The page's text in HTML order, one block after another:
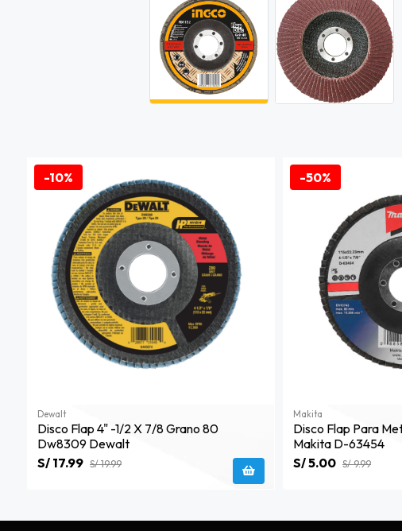
-10%
Dewalt
Disco Flap 4" -1/2 X 7/8 Grano 80
Dw8309 Dewalt
S/ 17.99 S/ 19.99
-50%
Makita
Disco Flap Para
Makita D-63454
S/ 5.00 S/ 9.99